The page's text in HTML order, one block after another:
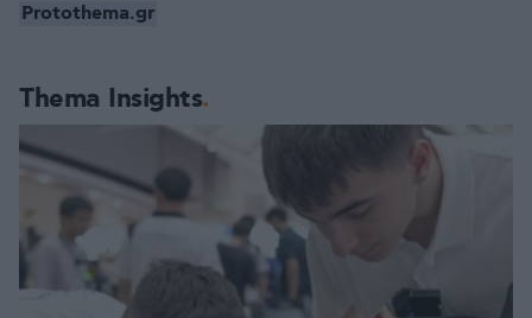
Thema Insights
Protothema.gr